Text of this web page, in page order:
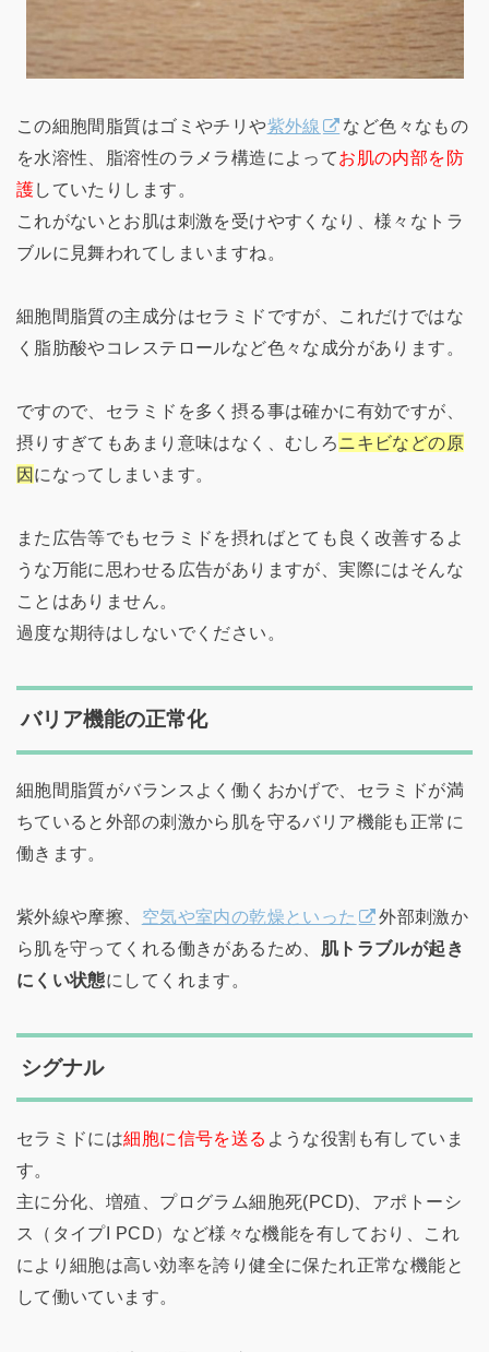
この細胞間脂質はゴミやチリや紫外線
など色々なもの
を水溶性、脂溶性のラメラ構造によってお肌の内部を防
護していたりします。
これがないとお肌は刺激を受けやすくなり、様々なトラ
ブルに見舞われてしまいますね。
細胞間脂質の主成分はセラミドですが、これだけではな
く脂肪酸やコレステロールなど色々な成分があります。
ですので、セラミドを多く摂る事は確かに有効ですが、
摂りすぎてもあまり意味はなく、むしろニキビなどの原
因になってしまいます。
また広告等でもセラミドを摂ればとても良く改善するよ
うな万能に思わせる広告がありますが、実際にはそんな
ことはありません。
過度な期待はしないでください。
バリア機能の正常化
細胞間脂質がバランスよく働くおかげで、セラミドが満
ちていると外部の刺激から肌を守るバリア機能も正常に
働きます。
紫外線や摩擦、 空気や室内の乾燥といった
外部刺激か
ら肌を守ってくれる働きがあるため、 肌トラブルが起き
にくい状態にしてくれます。
シグナル
セラミドには細胞に信号を送る ような役割も有していま
す。
主に分化、増殖、プログラム細胞死(PCD)、アポトーシ
ス（タイプI PCD）など様々な機能を有しており、これ
により細胞は高い効率を誇り健全に保たれ正常な機能と
して働いています。